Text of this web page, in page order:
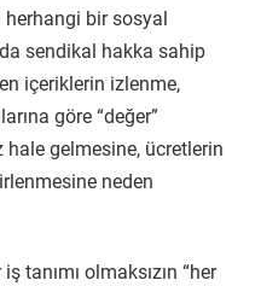
bir sosyal
sendikal hakka sahip
içeriklerin izlenme,
göre “değer”
hale gelmesine, ücretlerin
neden
tanımı olmaksızın “her